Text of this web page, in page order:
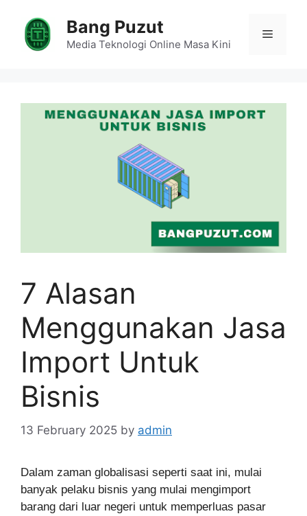
content
Bang Puzut
Media Teknologi Online Masa Kini
Menu
7 Alasan
Menggunakan Jasa
Import Untuk
Bisnis
13 February 2025 by admin
Dalam zaman globalisasi seperti saat ini, mulai
banyak pelaku bisnis yang mulai mengimport
barang dari luar negeri untuk memperluas pasar